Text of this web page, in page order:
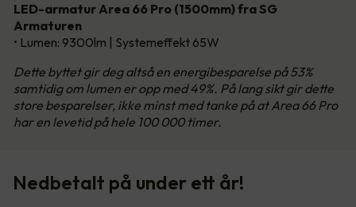
LED-armatur Area 66 Pro (1500mm) fra SG
Armaturen
• Lumen: 9300lm | Systemeffekt 65W
Dette byttet gir deg altså en energibesparelse på 53%
samtidig om lumen er opp med 49%. På lang sikt gir dette
store besparelser, ikke minst med tanke på at Area 66 Pro
har en levetid på hele 100 000 timer.
Nedbetalt på under ett år!